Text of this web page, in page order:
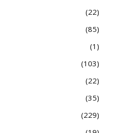
22
85
1
103
22
35
229